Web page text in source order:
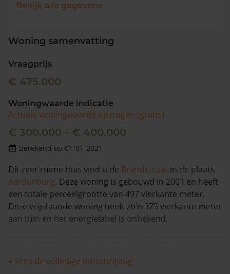
Bekijk alle gegevens
Woning samenvatting
Vraagprijs
€ 475.000
Woningwaarde indicatie
Actuele woningwaarde opvragen (gratis)
€ 300.000 - € 400.000
Berekend op 01-01-2021
Dit zeer ruime huis vind u de Brandstraat in de plaats
Aardenburg. Deze woning is gebouwd in 2001 en heeft
een totale perceelgrootte van 497 vierkante meter.
Deze vrijstaande woning heeft zo’n 375 vierkante meter
aan tuin en het energielabel is onbekend.
koopsominformatie en is in de afgelopen 12 maanden
meer dan 7% meer waard geworden. De woning is
+ Lees de volledige omschrijving